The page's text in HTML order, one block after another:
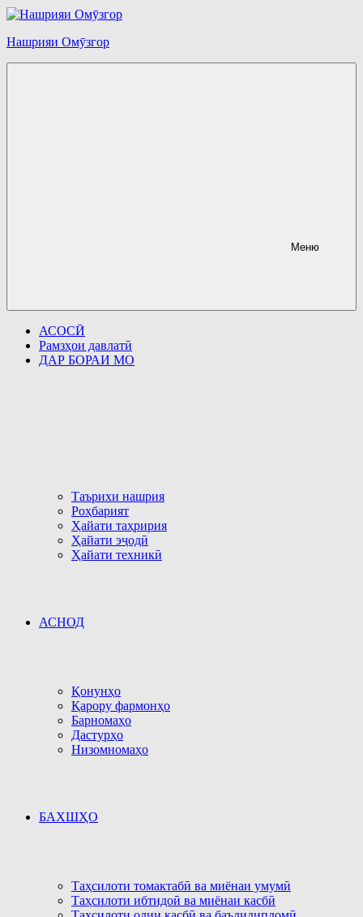
Перейти
содержимому
Нашрияи Омӯзгор
Меню
АСОСӢ
Рамзҳои давлатӣ
ДАР БОРАИ МО
Таърихи нашрия
Роҳбарият
Ҳайати таҳририя
Ҳайати эҷодӣ
Ҳайати техникӣ
АСНОД
Қонунҳо
Қарору фармонҳо
Барномаҳо
Дастурҳо
Низомномаҳо
БАХШҲО
Таҳсилоти томактабӣ ва миёнаи умумӣ
Таҳсилоти ибтидоӣ ва миёнаи касбӣ